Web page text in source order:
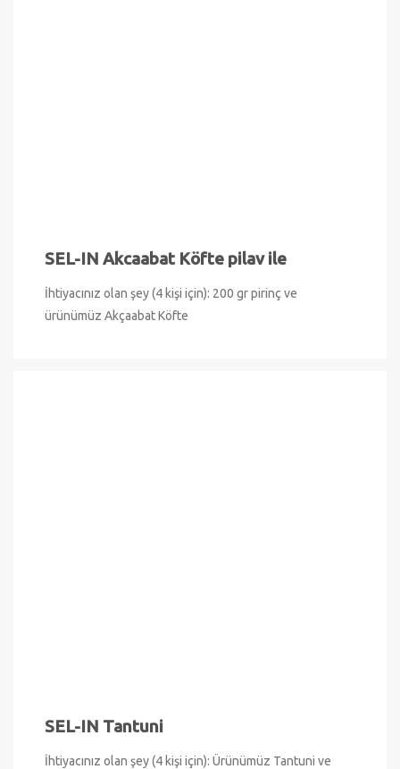
SEL-IN Akcaabat Köfte pilav ile
İhtiyacınız olan şey (4 kişi için): 200 gr pirinç ve
ürünümüz Akçaabat Köfte
SEL-IN Tantuni
İhtiyacınız olan şey (4 kişi için): Ürünümüz Tantuni ve